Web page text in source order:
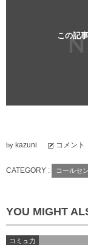
この記
by kazuni コメント
CATEGORY : コールセ
YOU MIGHT
コミュ力